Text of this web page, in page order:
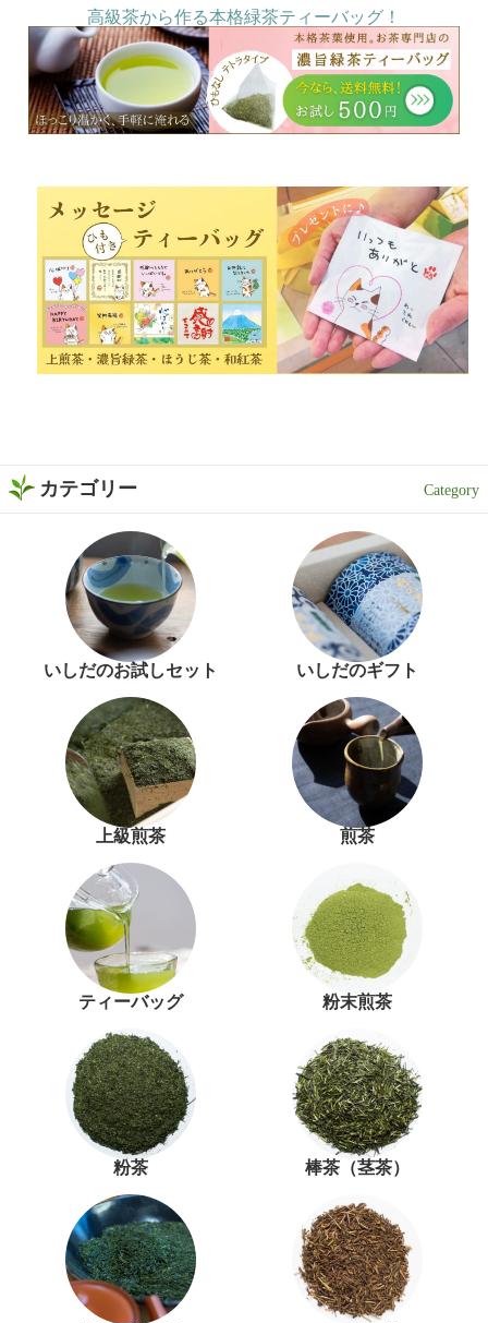
高級茶から作る本格緑茶ティーバッグ！
カテゴリー
いしだのお試しセット いしだのギフト
上級煎茶 煎茶
ティーバッグ 粉末煎茶
粉茶 棒茶（茎茶）